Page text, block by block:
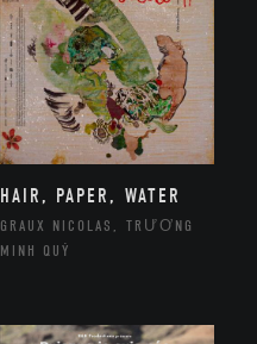
HAIR, PAPER, WATER
GRAUX NICOLAS, TRƯƠNG
MINH QUÝ